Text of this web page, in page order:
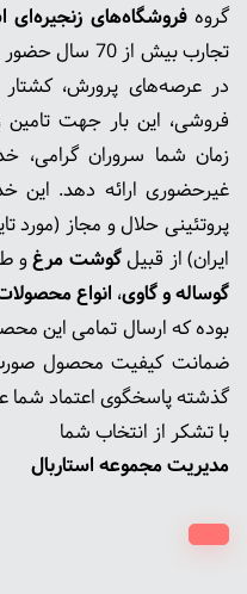
گروهفروشگاه‌های زنجیره‌ای
تجارب بیش
در عرصه‌های پرورش،
فروشی، این بار جهت
زمان شما سروران گرامی،
غیرحضوری ارائه دهد. این
پروتئینی حلال و مجاز (مورد
ایران) از قبیلگوشت‌ مرغو
گوساله و گاوی، انواع
بوده که ارسال تمامی این
ضمانت کیفیت محصول
گذشته پاسخگوی اعتماد شما
با تشکر از انتخاب شما
مدیریت مجموعه استاربال